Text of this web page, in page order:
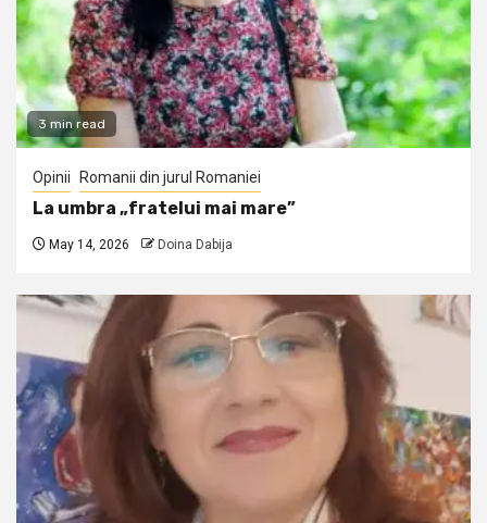
3 min read
Opinii Romanii din jurul Romaniei
La umbra „fratelui mai mare”
May 14, 2026 Doina Dabija